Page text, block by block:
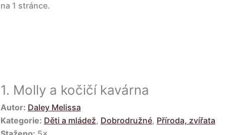
na 1 stránce.
1. Molly a kočičí kavárna
Autor: Daley Melissa
Kategorie: Děti a mládež, Dobrodružné, Příroda, zvířata